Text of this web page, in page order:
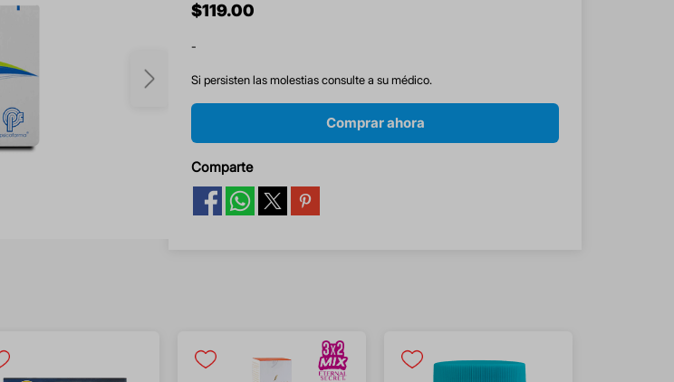
$119.00
-
Si persisten las molestias consulte a su médico.
Comprar ahora
Comparte